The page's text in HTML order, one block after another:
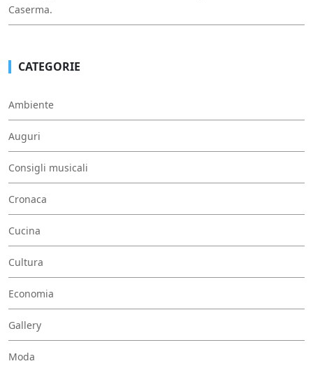
Caserma.
CATEGORIE
Ambiente
Auguri
Consigli musicali
Cronaca
Cucina
Cultura
Economia
Gallery
Moda